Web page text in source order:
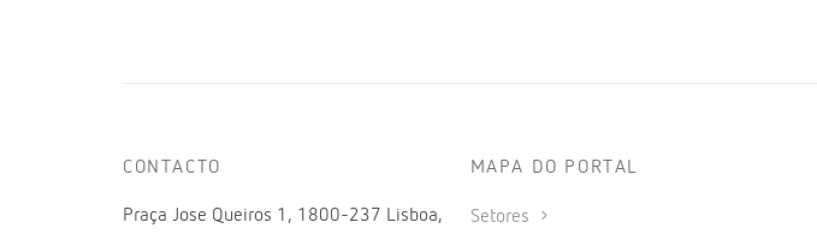
CONTACTO
Praça Jose Queiros 1, 1800-237 Lisboa,
MAPA DO PORTAL
Setores